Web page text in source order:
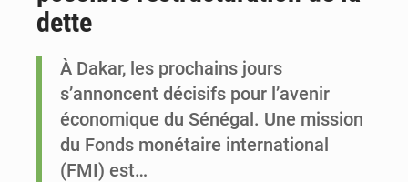
dette
À Dakar, les prochains jours
s’annoncent décisifs pour l’avenir
économique du Sénégal. Une mission
du Fonds monétaire international
(FMI) est…